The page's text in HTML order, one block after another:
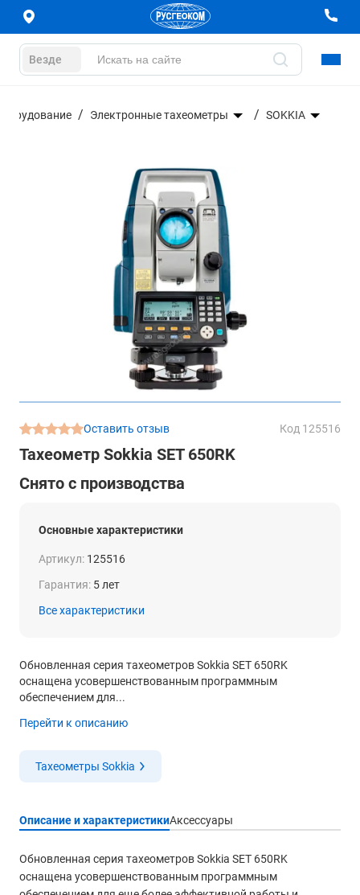
Везде
Электронные тахеометры SOKKIA
Оставить отзыв Код 125516
Тахеометр Sokkia SET 650RK
Снято с производства
Основные характеристики
Артикул: 125516
Гарантия: 5 лет
Все характеристики
Обновленная серия тахеометров Sokkia SET 650RK
оснащена усовершенствованным программным
обеспечением для...
Перейти к описанию
Тахеометры Sokkia
Описание и характеристикиАксессуары
Обновленная серия тахеометров Sokkia SET 650RK
оснащена усовершенствованным программным